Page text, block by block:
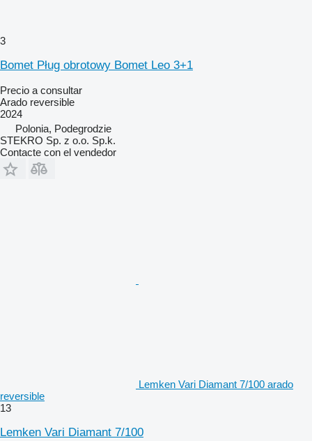
3
Bomet Pług obrotowy Bomet Leo 3+1
Precio a consultar
Arado reversible
2024
Polonia, Podegrodzie
STEKRO Sp. z o.o. Sp.k.
Contacte con el vendedor
Lemken Vari Diamant 7/100 arado
reversible
13
Lemken Vari Diamant 7/100